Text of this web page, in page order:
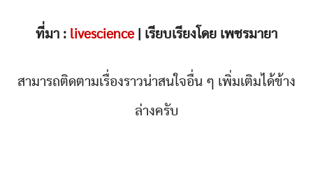
ที่มา : livescience| เรียบเรียงโดย เพชรมายา
สามารถติดตามเรื่องราวน่าสนใจอื่น ๆ เพิ่มเติมได้ข้าง
ล่างครับ